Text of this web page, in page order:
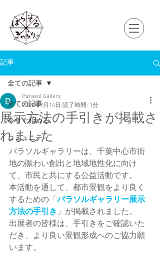
記事
全ての記事
今すぐ始める
コミュニティ
全ての記事
展示方法の手引きが掲載さ
れました
Parasol Gallery
2019年7月14日 読了時間: 1分
パラソルギャラリーは、千葉中心市街
地の賑わい創出と地域地性化に向け
て、市民と共にする公益活動です。
本活動を通して、都市景観をより良く
するための「パラソルギャラリー展示
方法の手引き」が掲載されました。
出展者の皆様は、手引きをご確認いた
だき、より良い景観形成へのご協力願
います。